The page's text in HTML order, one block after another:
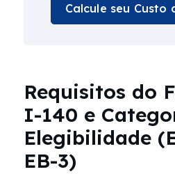
Calcule seu Custo
Requisitos do
I-140 e
Elegibilidade
EB-3)